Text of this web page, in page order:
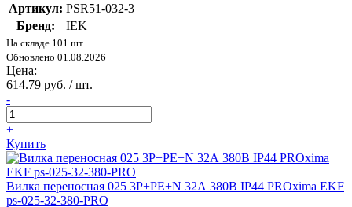
Артикул: PSR51-032-3
Бренд:
IEK
На складе 101 шт.
Обновлено 01.08.2026
Цена:
614.79 руб. / шт.
-
+
Купить
Вилка переносная 025 3Р+РЕ+N 32А 380В IP44 PROxima EKF
ps-025-32-380-PRO